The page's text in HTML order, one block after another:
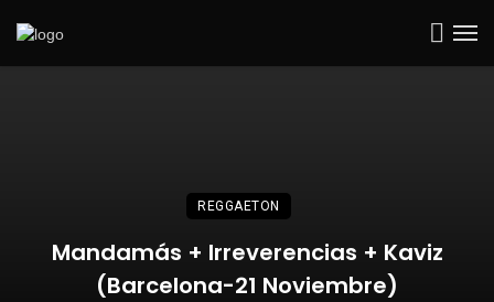
REGGAETON
Mandamás + Irreverencias + Kaviz
(Barcelona-21 Noviembre)